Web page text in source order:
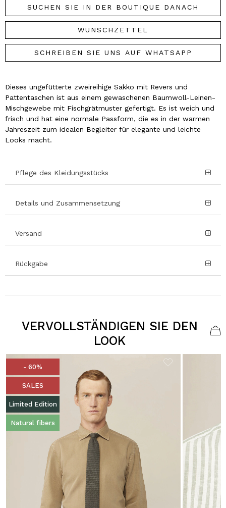
SUCHEN SIE IN DER BOUTIQUE DANACH
WUNSCHZETTEL
SCHREIBEN SIE UNS AUF WHATSAPP
Dieses ungefütterte zweireihige Sakko mit Revers und
Pattentaschen ist aus einem gewaschenen Baumwoll-Leinen-
Mischgewebe mit Fischgrätmuster gefertigt. Es ist weich und
frisch und hat eine normale Passform, die es in der warmen
Jahreszeit zum idealen Begleiter für elegante und leichte
Looks macht.
Pflege des Kleidungsstücks
Details und Zusammensetzung
Versand
Rückgabe
VERVOLLSTÄNDIGEN SIE DEN
LOOK
- 60%
SALES
Limited Edition
Natural fibers